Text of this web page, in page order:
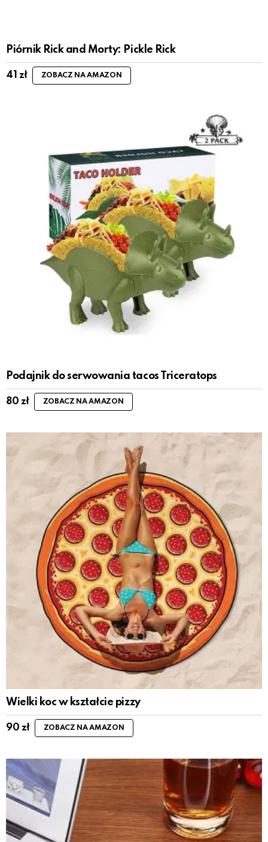
Piórnik Rick and Morty: Pickle Rick
41 zł ZOBACZ NA AMAZON
Podajnik do serwowania tacos Triceratops
80 zł ZOBACZ NA AMAZON
Wielki koc w kształcie pizzy
90 zł ZOBACZ NA AMAZON